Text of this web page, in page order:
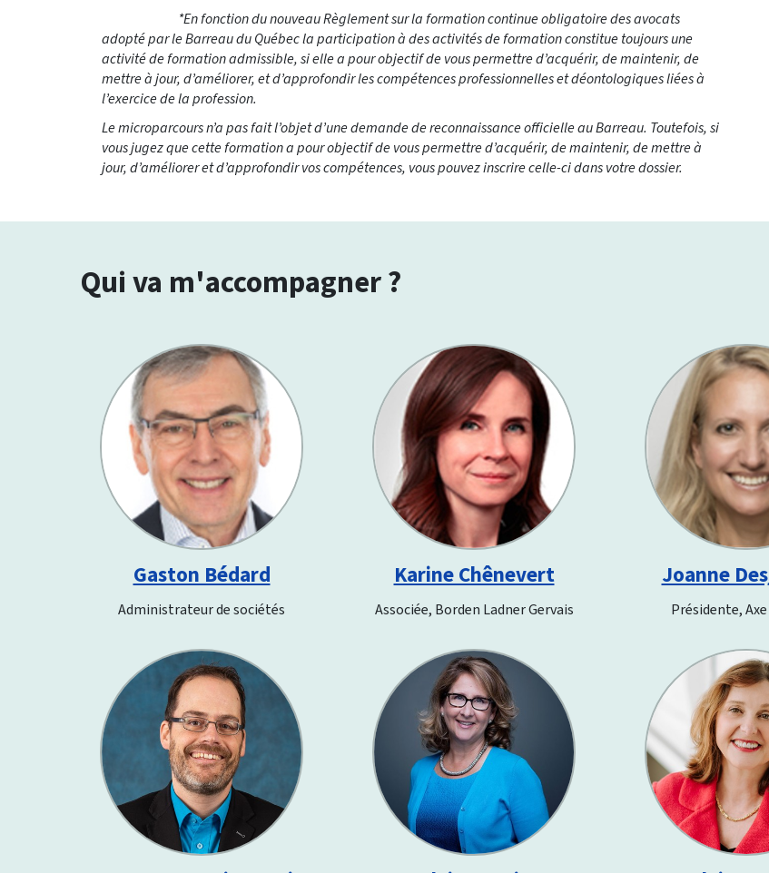
*En fonction du nouveau Règlement sur la formation continue obligatoire des avocats
adopté par le Barreau du Québec la participation à des activités de formation constitue toujours une
activité de formation admissible, si elle a pour objectif de vous permettre d’acquérir, de maintenir, de
mettre à jour, d’améliorer, et d’approfondir les compétences professionnelles et déontologiques liées à
l’exercice de la profession.
Le microparcours n’a pas fait l’objet d’une demande de reconnaissance officielle au Barreau. Toutefois, si
vous jugez que cette formation a pour objectif de vous permettre d’acquérir, de maintenir, de mettre à
jour, d’améliorer et d’approfondir vos compétences, vous pouvez inscrire celle-ci dans votre dossier.
Qui va m'accompagner ?
Gaston Bédard
Administrateur de sociétés
Karine Chênevert
Associée, Borden Ladner Gervais
Joanne
Présidente,